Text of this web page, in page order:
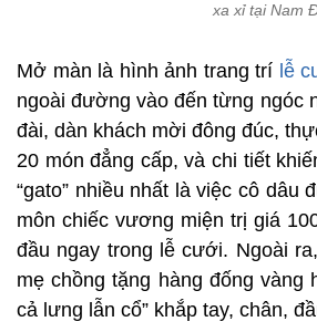
xa xỉ tại Nam
Mở màn là hình ảnh trang trí lễ
ngoài đường vào đến từng ngóc
đài, dàn khách mời đông đúc,
20 món đẳng cấp, và chi tiết
“gato” nhiều nhất là việc cô dâu
môn chiếc vương miện trị giá
đầu ngay trong lễ cưới. Ngoài
mẹ chồng tặng hàng đống vàng
cả lưng lẫn cổ” khắp tay, chân,